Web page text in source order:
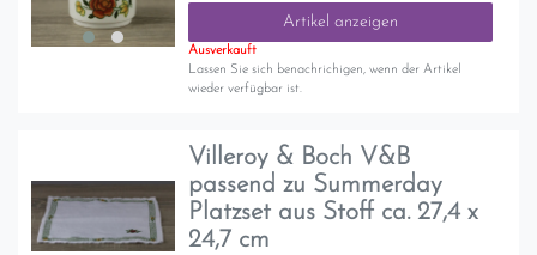
Artikel anzeigen
Ausverkauft
Lassen Sie sich benachrichigen, wenn der Artikel
wieder verfügbar ist.
Villeroy & Boch V&B
passend zu Summerday
Platzset aus Stoff ca. 27,4 x
24,7 cm